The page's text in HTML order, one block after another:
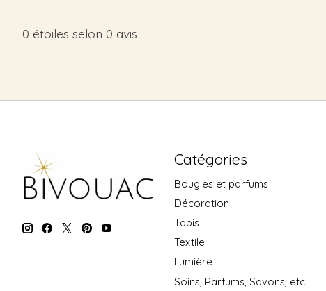
0 étoiles selon 0 avis
Catégories
Bougies et parfums
Décoration
Tapis
Textile
Lumière
Soins, Parfums, Savons, etc